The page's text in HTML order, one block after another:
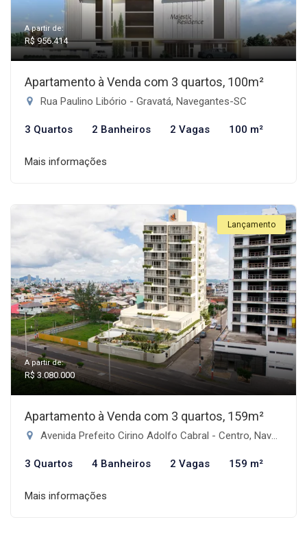
A partir de:
R$ 956.414
Apartamento à Venda com 3 quartos, 100m²
Rua Paulino Libório - Gravatá, Navegantes-SC
3 Quartos 2 Banheiros 2 Vagas 100 m²
Mais informações
Lançamento
A partir de:
R$ 3.080.000
Apartamento à Venda com 3 quartos, 159m²
Avenida Prefeito Cirino Adolfo Cabral - Centro, Navegantes-SC
3 Quartos 4 Banheiros 2 Vagas 159 m²
Mais informações